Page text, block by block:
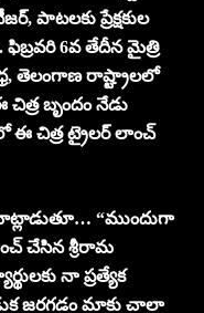
పాటలకు ప్రేక్షకుల
6వ తేదీన మైత్రి
తెలంగాణ రాష్ట్రాలలో
చిత్ర బృందం నేడు
ఈ చిత్ర ట్రైలర్ లాంచ్
“ముందుగా
చేసిన శ్రీరామ
నా ప్రత్యేక
జరగడం మాకు చాలా